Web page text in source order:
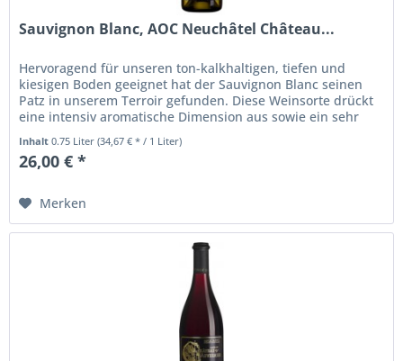
Sauvignon Blanc, AOC Neuchâtel Château...
Hervoragend für unseren ton-kalkhaltigen, tiefen und
kiesigen Boden geeignet hat der Sauvignon Blanc seinen
Patz in unserem Terroir gefunden. Diese Weinsorte drückt
eine intensiv aromatische Dimension aus sowie ein sehr
angenehme...
Inhalt0.75 Liter(34,67 € * / 1 Liter)
26,00 € *
Merken